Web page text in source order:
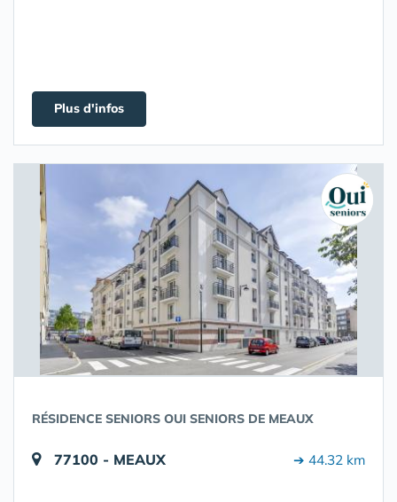
Plus d'infos
RÉSIDENCE SENIORS OUI SENIORS DE MEAUX
77100 - MEAUX ➔ 44.32 km